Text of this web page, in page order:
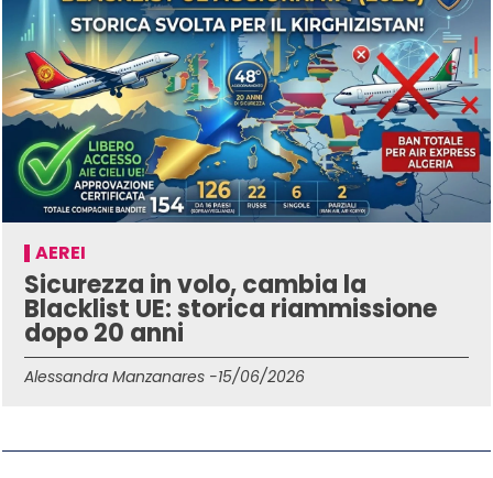
AEREI
Sicurezza in volo, cambia la
Blacklist UE: storica riammissione
dopo 20 anni
Alessandra Manzanares -15/06/2026